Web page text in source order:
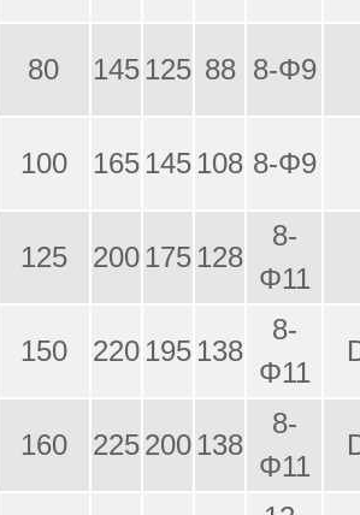
80 145 125 88 8-Φ9
100 165 145 108 8-Φ9
125 200 175 128
8-
Φ11
150 220 195 138
8-
Φ11
160 225200 138
8-
Φ11